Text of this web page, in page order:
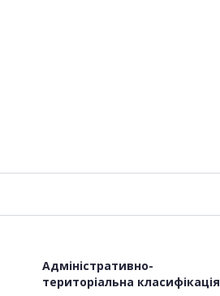
Адміністративно-
територіальна класифікація